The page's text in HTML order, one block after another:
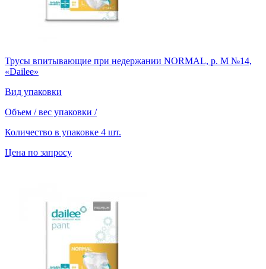
Трусы впитывающие при недержании NORMAL, р. М №14,
«Dailee»
Вид упаковки
Объем / вес упаковки /
Количество в упаковке 4 шт.
Цена по запросу